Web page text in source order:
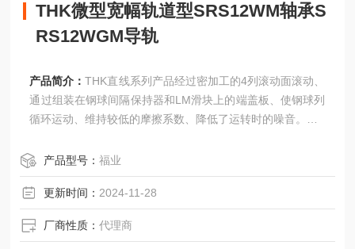
THK微型宽幅轨道型SRS12WM轴承S
RS12WGM导轨
产品简介：THK直线系列产品经过密加工的4列滚动面滚动、
通过组装在钢球间隔保持器和LM滑块上的端盖板、使钢球列
循环运动、维持较低的摩擦系数、降低了运转时的噪音。
产品型号：福业
更新时间： 2024-11-28
厂商性质：代理商